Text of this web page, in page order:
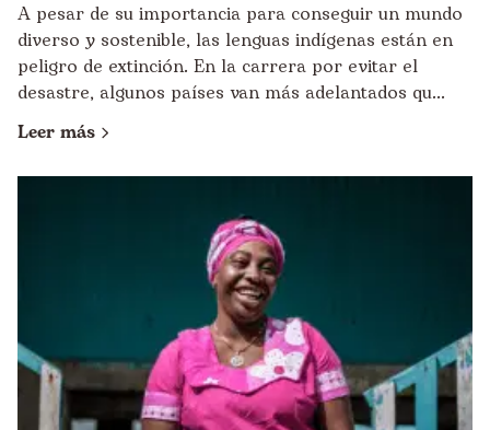
A pesar de su importancia para conseguir un mundo
diverso y sostenible, las lenguas indígenas están en
peligro de extinción. En la carrera por evitar el
desastre, algunos países van más adelantados qu...
Leer más